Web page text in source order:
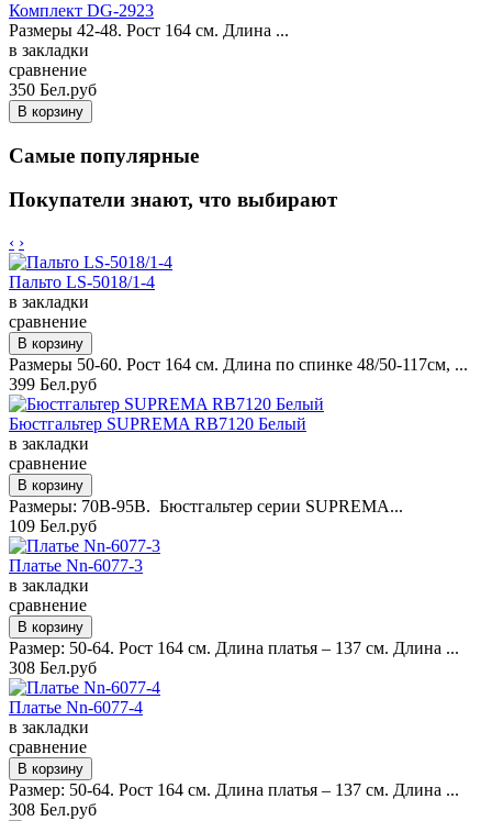
Комплект DG-2923
Размеры 42-48. Рост 164 см. Длина ...
в закладки
сравнение
350 Бел.руб
Самые популярные
Покупатели знают, что выбирают
‹ ›
Пальто LS-5018/1-4
в закладки
сравнение
Размеры 50-60. Рост 164 см. Длина по спинке 48/50-117см, ...
399 Бел.руб
Бюстгальтер SUPREMA RB7120 Белый
в закладки
сравнение
Размеры: 70B-95B. Бюстгальтер серии SUPREMA...
109 Бел.руб
Платье Nn-6077-3
в закладки
сравнение
Размер: 50-64. Рост 164 см. Длина платья – 137 см. Длина ...
308 Бел.руб
Платье Nn-6077-4
в закладки
сравнение
Размер: 50-64. Рост 164 см. Длина платья – 137 см. Длина ...
308 Бел.руб